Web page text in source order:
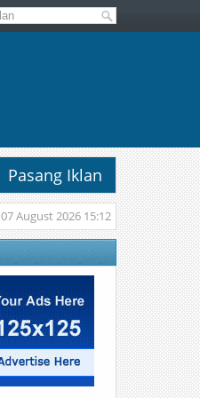
Pasang Iklan
07 August 2026 15:12